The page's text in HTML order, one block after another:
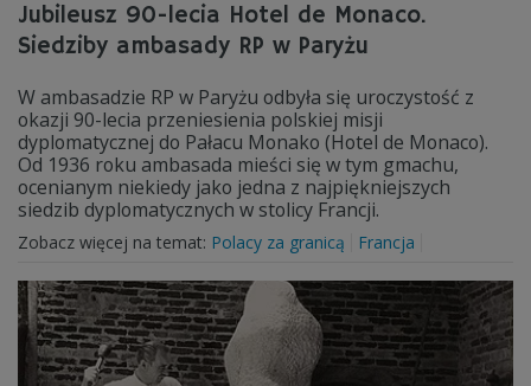
Jubileusz 90-lecia Hotel de Monaco.
Siedziby ambasady RP w Paryżu
W ambasadzie RP w Paryżu odbyła się uroczystość z
okazji 90-lecia przeniesienia polskiej misji
dyplomatycznej do Pałacu Monako (Hotel de Monaco).
Od 1936 roku ambasada mieści się w tym gmachu,
ocenianym niekiedy jako jedna z najpiękniejszych
siedzib dyplomatycznych w stolicy Francji.
Zobacz więcej na temat: Polacy za granicą Francja